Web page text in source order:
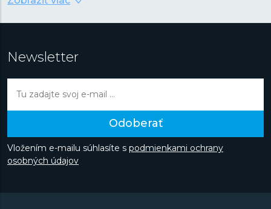
veľký dôraz na estetické prevedenie každých hodiniek,
V 70. rokoch predstavili vlastné digitálne hodinky,
o dekádu neskôr hodinky s mesačnou fázou av roku
Značka sa v deväťdesiatych rokoch dostala do širokého
podvedomia verejnosti, keď sa stala oficiálnou
a následne aj Majstrovstvá sveta v klasickom lyžovaní v
nemeckom Oberstdorfe alebo hrdým partnerom
stajne Redbull Suaber-Petronas Formule 1. Objavte
automatické hodinky v nadčasovom dizajne alebo
Newsletter
Odoberať
Vložením e-mailu súhlasíte s podmienkami ochrany
osobných údajov